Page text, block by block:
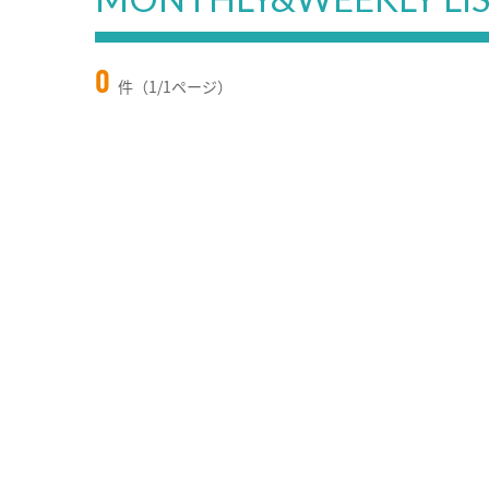
0 件（1/1ページ）